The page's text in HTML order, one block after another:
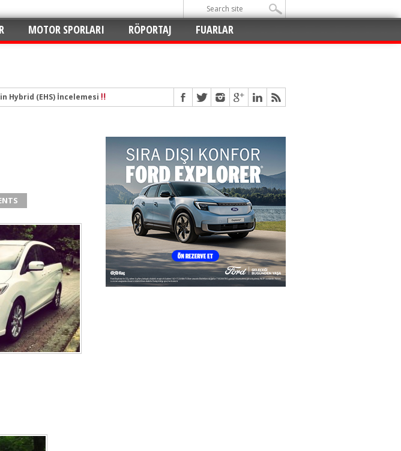
MOTOR SPORLARI RÖPORTAJ FUARLAR
İlk Hızlı Şarj İstasyonu Açıldı
1.8 Hybrid GR Sport İncelemesi
Kia EV3 Direksiyonundayız!
Yılın Otomobili” Seçildi!
Hybrid (EHS) İncelemesi